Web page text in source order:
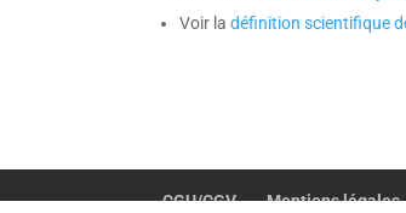
Voir ladéfinition scientifique
CGU/CGV Mentions légales